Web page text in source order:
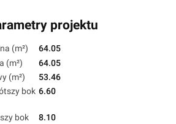
projektu
(m²)
64.05
(m²)
64.05
(m²)
53.46
bok 6.60
bok
8.10